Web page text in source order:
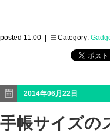
posted 11:00 | Category:
2014年06月22日
手帳サイズの